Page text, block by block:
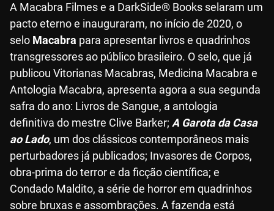
A Macabra Filmes e a DarkSide® Books selaram um
pacto eterno e inauguraram, no início de 2020, o
selo Macabra para apresentar livros e quadrinhos
transgressores ao público brasileiro. O selo, que já
publicou Vitorianas Macabras, Medicina Macabra e
Antologia Macabra, apresenta agora a sua segunda
safra do ano: Livros de Sangue, a antologia
definitiva do mestre Clive Barker; A Garota da Casa
ao Lado, um dos clássicos contemporâneos mais
perturbadores já publicados; Invasores de Corpos,
obra-prima do terror e da ficção científica; e
Condado Maldito, a série de horror em quadrinhos
sobre bruxas e assombrações. A fazenda está